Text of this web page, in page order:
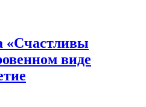
«Счастливы
виде